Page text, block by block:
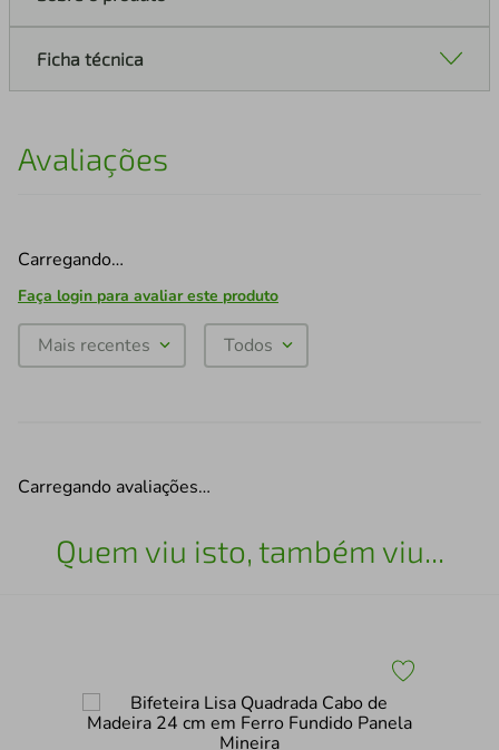
Ficha técnica
Avaliações
Carregando…
Faça login para avaliar este produto
Mais recentes Todos
Carregando avaliações…
Quem viu isto, também viu...